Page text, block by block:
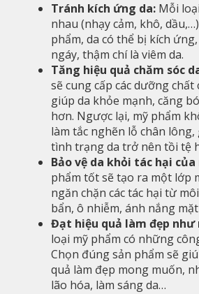
Tránh kích ứng da: Mỗi
nhau (nhạy cảm, khô,
phẩm, da có thể bị kích
ngáy, thậm chí là viêm da.
Tăng hiệu quả chăm sóc
sẽ cung cấp các dưỡng chất
giúp da khỏe mạnh, căng
hơn. Ngược lại, mỹ phẩm
làm tắc nghẽn lỗ chân
tình trạng da trở nên tồi tệ
Bảo vệ da khỏi tác hại
phẩm tốt sẽ tạo ra một lớp
ngăn chặn các tác hại từ
bẩn, ô nhiễm, ánh nắng
Đạt hiệu quả làm đẹp như
loại mỹ phẩm có những
Chọn đúng sản phẩm sẽ
quả làm đẹp mong muốn,
lão hóa, làm sáng da…